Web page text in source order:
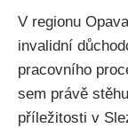
V regionu
invalidní
pracovního
sem právě
příležitosti v